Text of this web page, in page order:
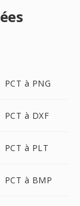
PCT à PNG
PCT à DXF
PCT à PLT
PCT à BMP